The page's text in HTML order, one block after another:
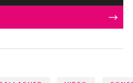
classifica dedicata al rock
individuare le band e gli artisti
UK. Scopriamo di seguito chi